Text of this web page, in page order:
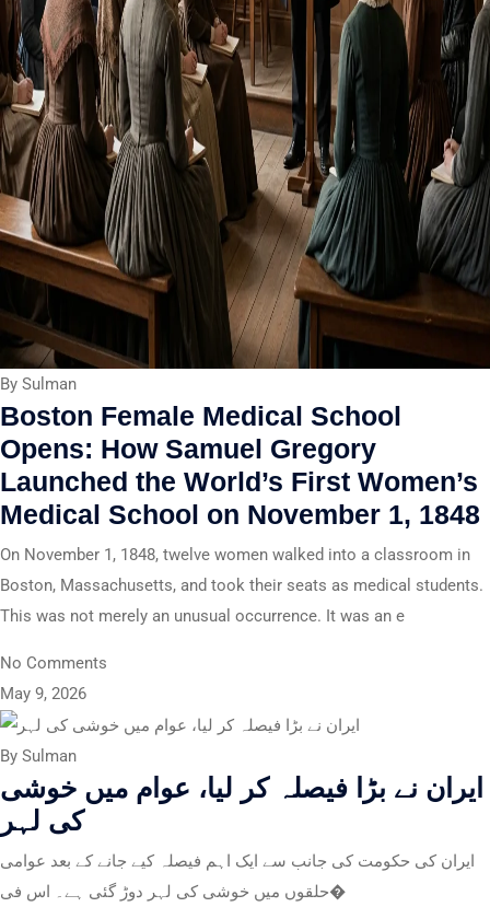
By Sulman
Boston Female Medical School
Opens: How Samuel Gregory
Launched the World’s First Women’s
Medical School on November 1, 1848
On November 1, 1848, twelve women walked into a classroom in
Boston, Massachusetts, and took their seats as medical students.
This was not merely an unusual occurrence. It was an e
No Comments
May 9, 2026
By Sulman
ایران نے بڑا فیصلہ کر لیا، عوام میں خوشی
کی لہر
ایران کی حکومت کی جانب سے ایک اہم فیصلہ کیے جانے کے بعد عوامی
حلقوں میں خوشی کی لہر دوڑ گئی ہے۔ اس فی�